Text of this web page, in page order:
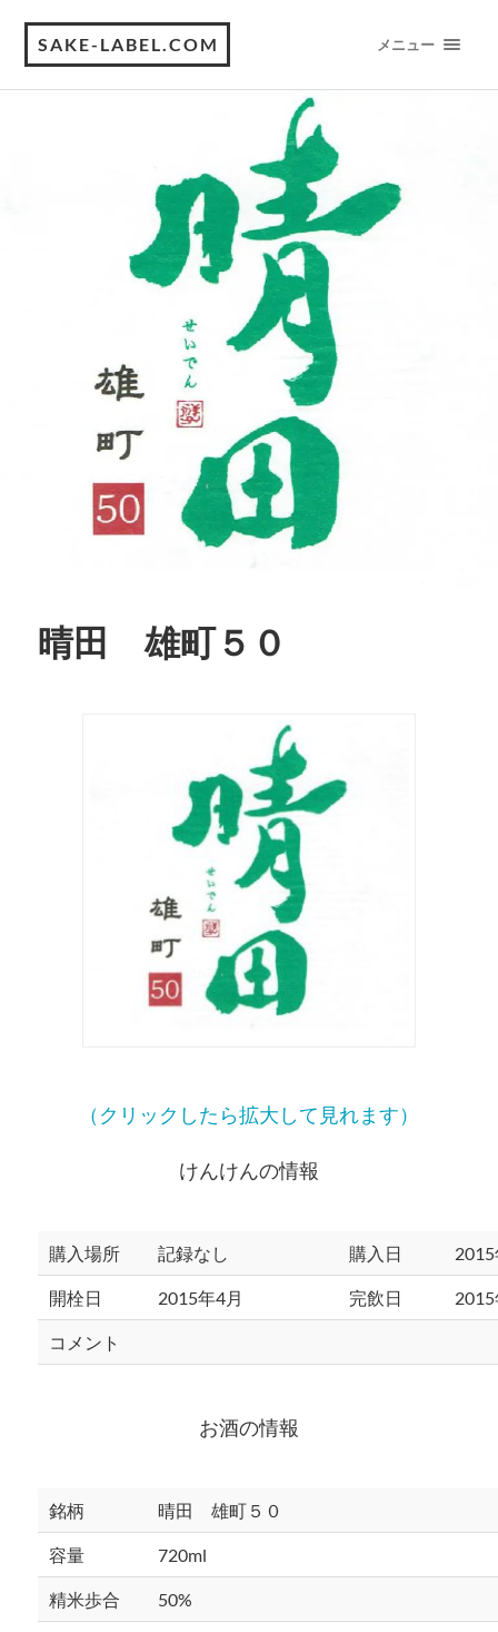
SAKE-LABEL.COM メニュー
晴田 雄町５０
（クリックしたら拡大して見れます）
けんけんの情報
購入場所 記録なし 購入日
開栓日 2015年4月 完飲日
コメント
お酒の情報
銘柄 晴田 雄町５０
容量 720ml
精米歩合 50%